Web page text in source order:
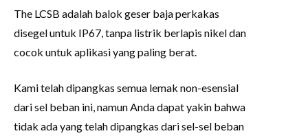
The LCSB adalah balok geser baja perkakas
disegel untuk IP67, tanpa listrik berlapis nikel dan
cocok untuk aplikasi yang paling berat.
Kami telah dipangkas semua lemak non-esensial
dari sel beban ini, namun Anda dapat yakin bahwa
tidak ada yang telah dipangkas dari sel-sel beban